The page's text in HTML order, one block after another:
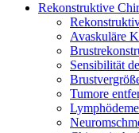
Rekonstruktive
Avaskuläre
Sensibilität
Tumore